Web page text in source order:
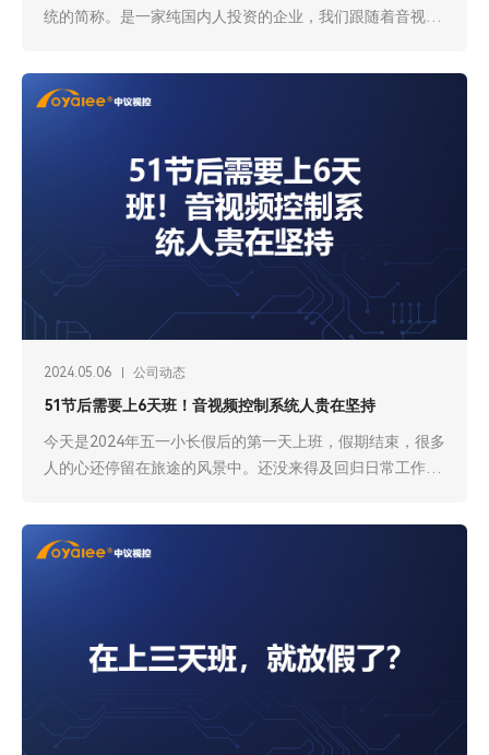
统的简称。是一家纯国内人投资的企业，我们跟随着音视频
定使命，为实现企业目标而在不停的奋斗着。
2024.05.06 公司动态
51节后需要上6天班！音视频控制系统人贵在坚持
今天是2024年五一小长假后的第一天上班，假期结束，很多
人的心还停留在旅途的风景中。还没来得及回归日常工作和
集音视频系统的研发，生产，销售为一体的工厂。为大家介
绍这种原因。